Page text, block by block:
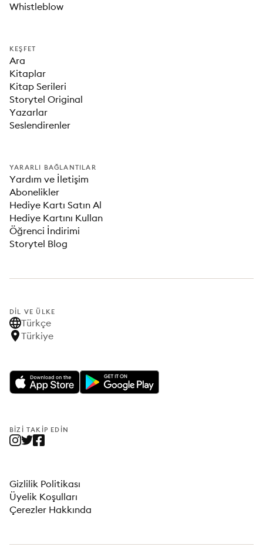
Whistleblow
KEŞFET
Ara
Kitaplar
Kitap Serileri
Storytel Original
Yazarlar
Seslendirenler
YARARLI BAĞLANTILAR
Yardım ve İletişim
Abonelikler
Hediye Kartı Satın Al
Hediye Kartını Kullan
Öğrenci İndirimi
Storytel Blog
DIL VE ÜLKE
Türkçe
Türkiye
BIZI TAKIP EDIN
Gizlilik Politikası
Üyelik Koşulları
Çerezler Hakkında